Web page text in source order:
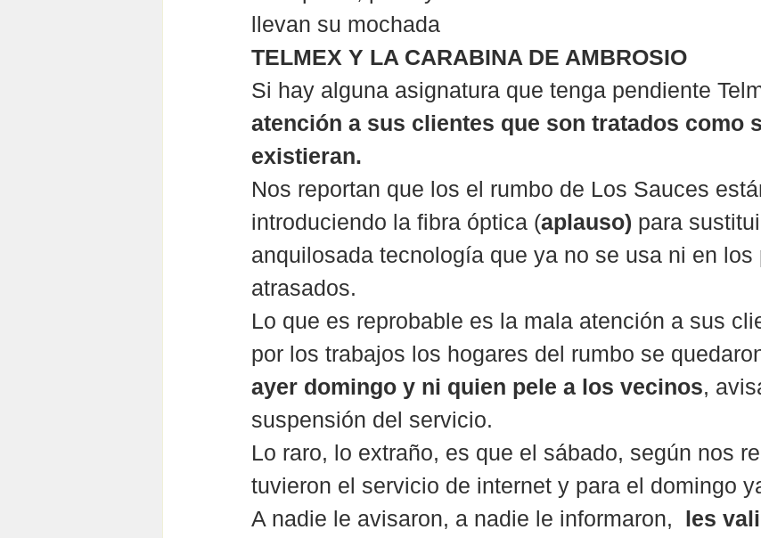
llevan su mochada
TELMEX Y LA CARABINA DE AMBROSIO
Si hay alguna asignatura que tenga pendiente
atención a sus clientes que son tratados como
existieran.
Nos reportan que los el rumbo de Los Sauces
introduciendo la fibra óptica (aplauso) para
anquilosada tecnología que ya no se usa ni en los
atrasados.
Lo que es reprobable es la mala atención a sus
por los trabajos los hogares del rumbo se
ayer domingo y ni quien pele a los vecinos,
suspensión del servicio.
Lo raro, lo extraño, es que el sábado, según nos
tuvieron el servicio de internet y para el domingo
A nadie le avisaron, a nadie le informaron, les